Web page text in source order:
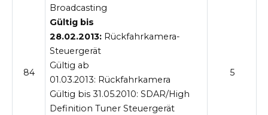
84
Broadcasting
Gültig bis
28.02.2013: Rückfahrkamera-
Steuergerät
Gültig ab
01.03.2013: Rückfahrkamera
Gültig bis 31.05.2010: SDAR/High
Definition Tuner Steuergerät
5